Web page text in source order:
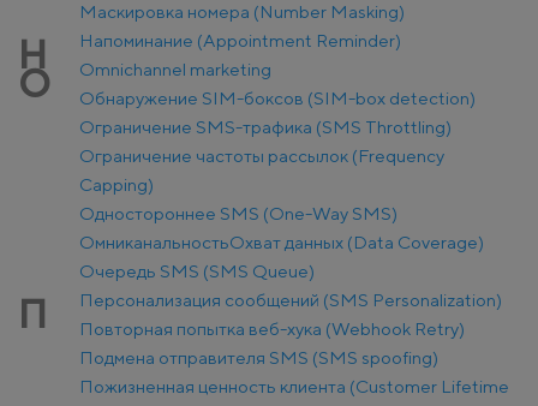
Маскировка номера (Number Masking)
Н Напоминание (Appointment Reminder)
О
Оmnichannel marketing
Обнаружение SIM-боксов (SIM-box detection)
Ограничение SMS-трафика (SMS Throttling)
Ограничение частоты рассылок (Frequency
Capping)
Одностороннее SMS (One-Way SMS)
ОмниканальностьОхват данных (Data Coverage)
Очередь SMS (SMS Queue)
П
Персонализация сообщений (SMS Personalization)
Повторная попытка веб-хука (Webhook Retry)
Подмена отправителя SMS (SMS spoofing)
Пожизненная ценность клиента (Customer Lifetime